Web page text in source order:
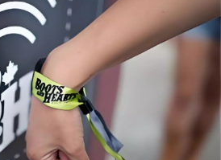
Español
Português
بالعربية